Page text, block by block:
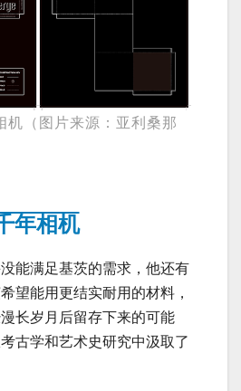
机（图片来源：亚利桑那
年相机
能满足基茨的需求，他还有
望能用更结实耐用的材料，
长岁月后留存下来的可能
古学和艺术史研究中汲取了